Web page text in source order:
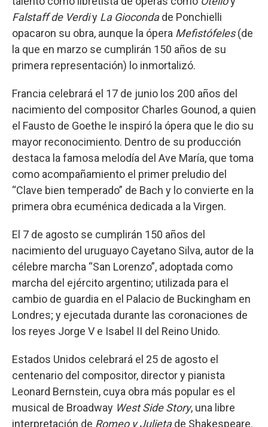
Falstaff de Verdiy La Giocondade Ponchielli
opacaron su obra, aunque la ópera Mefistófeles(de
la que en marzo se cumplirán 150 años de su
primera representación) lo inmortalizó.
Francia celebrará el 17 de junio los 200 años del
nacimiento del compositor Charles Gounod, a quien
el Fausto de Goethe le inspiró la ópera que le dio su
mayor reconocimiento. Dentro de su producción
destaca la famosa melodía del Ave María, que toma
como acompañamiento el primer preludio del
“Clave bien temperado” de Bach y lo convierte en la
primera obra ecuménica dedicada a la Virgen.
El 7 de agosto se cumplirán 150 años del
nacimiento del uruguayo Cayetano Silva, autor de la
célebre marcha “San Lorenzo”, adoptada como
marcha del ejército argentino; utilizada para el
cambio de guardia en el Palacio de Buckingham en
Londres; y ejecutada durante las coronaciones de
los reyes Jorge V e Isabel II del Reino Unido.
Estados Unidos celebrará el 25 de agosto el
centenario del compositor, director y pianista
Leonard Bernstein, cuya obra más popular es el
musical de Broadway West Side Story, una libre
interpretación de Romeo y Julietade Shakespeare.